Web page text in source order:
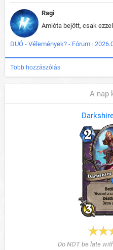
Ragi
DUÓ - Vélemények? - Fórum ·
Több hozzászólás
A nap
Do NOT be late